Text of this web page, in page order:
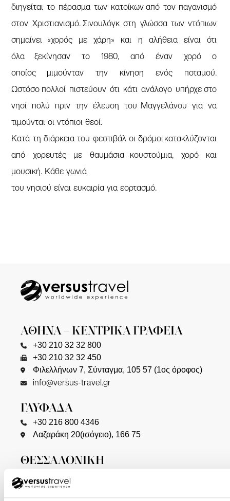
διηγείται το πέρασμα των κατοίκων από τον παγανισμό
στον Χριστιανισμό. Σινουλόγκ στη γλώσσα των ντόπιων
σημαίνει «χορός με χάρη» και η αλήθεια είναι ότι
όλα ξεκίνησαν το 1980, από έναν χορό ο
οποίος μιμούνταν την κίνηση ενός ποταμού.
Ωστόσο πολλοί πιστεύουν ότι κάτι ανάλογο υπήρχε στο
νησί πολύ πριν την έλευση του Μαγγελάνου για να
τιμούνται οι ντόπιοι θεοί.
Κατά τη διάρκεια του φεστιβάλ οι δρόμοι κατακλύζονται
από χορευτές με θαυμάσια κουστούμια, χορό και
μουσική. Κάθε γωνιά
του νησιού είναι ευκαιρία για εορτασμό.
ΑΘΗΝΑ – ΚΕΝΤΡΙΚΑ ΓΡΑΦΕΙΑ
+30 210 32 32 800
+30 210 32 32 450
Φιλελλήνων 7, Σύνταγμα, 105 57 (1ος όροφος)
info@versus-travel.gr
ΓΛΥΦΑΔΑ
+30 216 800 4346
Λαζαράκη 20(ισόγειο), 166 75
ΘΕΣΣΑΛΟΝΙΚΗ
+30 2310 23 0777